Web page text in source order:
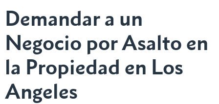
Demandar a un
Negocio por Asalto en
la Propiedad en Los
Angeles